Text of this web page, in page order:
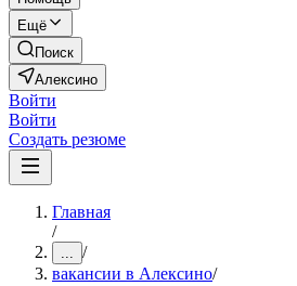
Ещё
Поиск
Алексино
Войти
Войти
Создать резюме
Главная
/
... /
вакансии в Алексино/